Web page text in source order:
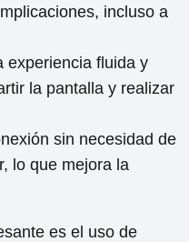
incluso a
experiencia fluida y
la pantalla y realizar
sin necesidad de
lo que mejora la
es el uso de